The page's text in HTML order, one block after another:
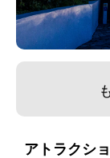
アトラクシ